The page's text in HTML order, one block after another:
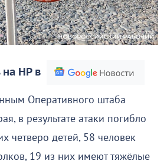
на НР в
Оперативного штаба
в результате атаки погибло
четверо детей, 58 человек
19 из них имеют тяжёлые